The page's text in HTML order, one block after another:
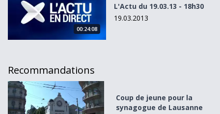
00:24:08
L'Actu du 19.03.13 - 18h30
19.03.2013
Recommandations
Coup de jeune pour la synagogue de Lausanne
Coup de jeune pour la
synagogue de Lausanne